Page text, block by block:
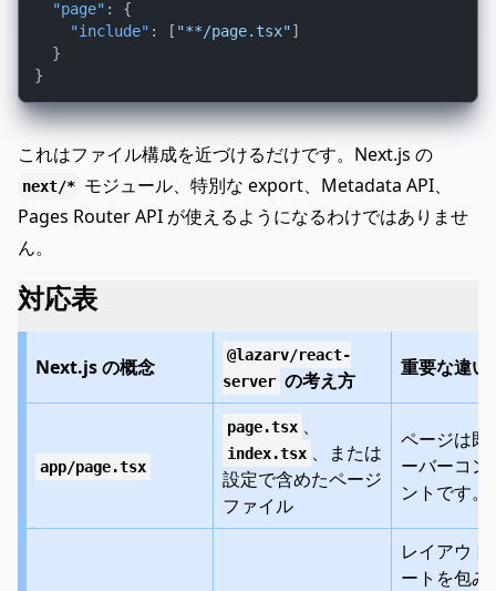
"page" :
{
"include" : [ "**/page.tsx"]
}
}
これはファイル構成を近づけるだけです。Next.js の
next/* モジュール、特別な export、Metadata API、
Pages Router API が使えるようになるわけではありませ
ん。
対応表
Next.js の概念
@lazarv/react-
server の考え方
重要な違い
app/page.tsx
page.tsx 、
index.tsx 、または
設定で含めたページ
ファイル
ページは既
ーバーコン
ントです。
レイアウト
ートを包み